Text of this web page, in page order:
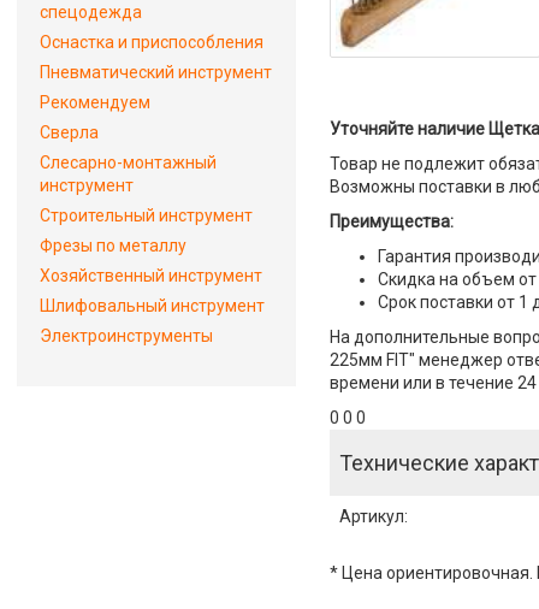
Уточняйте наличие
Товар не подлежит
Возможны поставки в
Преимущества:
Гарантия
Скидка на объем от
Срок поставки от 1
На дополнительные
225мм FIT" менеджер
времени или в течение
0 0 0
Технические
Артикул:
* Цена ориентировочная.
спецодежда
Оснастка и приспособления
Пневматический инструмент
Рекомендуем
Сверла
Слесарно-монтажный
инструмент
Строительный инструмент
Фрезы по металлу
Хозяйственный инструмент
Шлифовальный инструмент
Электроинструменты